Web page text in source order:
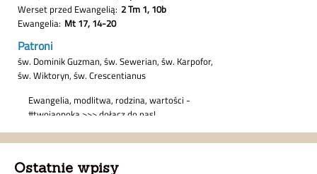
Ostatnie wpisy